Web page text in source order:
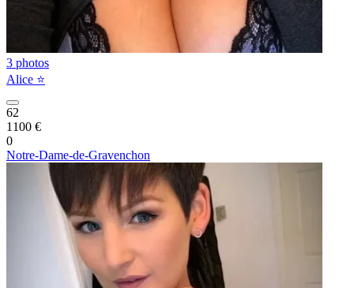
3 photos
Alice ⭐️
62
1100 €
0
Notre-Dame-de-Gravenchon